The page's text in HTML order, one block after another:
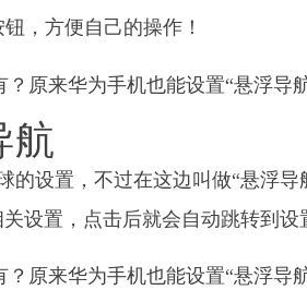
，方便自己的操作！
航
的设置，不过在这边叫做“悬浮
设置，点击后就会自动跳转到设